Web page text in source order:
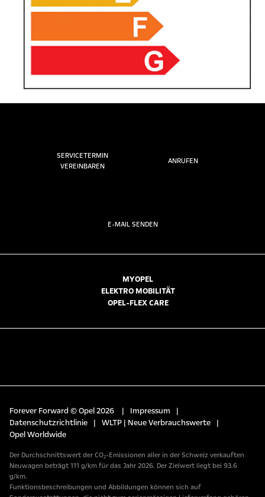
SERVICETERMIN
VEREINBAREN
ANRUFEN
E-MAIL SENDEN
MYOPEL
ELEKTRO MOBILITÄT
OPEL-FLEX CARE
Forever Forward © Opel 2026 | Impressum
|
Datenschutzrichtlinie
| WLTP | Neue Verbrauchswerte
|
Opel Worldwide
Der Durchschnittswert der CO₂-Emissionen aller in der Schweiz verkauften
Neuwagen beträgt 111 g/km für das Jahr 2026. Der Zielwert liegt bei 93.6
g/km.
Funktionsbeschreibungen und Abbildungen können sich auf